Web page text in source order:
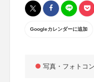
Googleカレンダーに追加
写真・フォトコン